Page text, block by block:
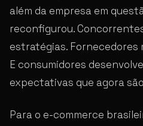
além da empresa em
reconfigurou.
estratégias. Fornecedores
E consumidores
expectativas que agora
Para o e-commerce